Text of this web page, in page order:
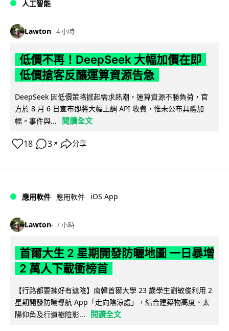
人工智能
Lawton 4 小時
低價不再！DeepSeek 大幅加價在即
低價搶客反釀運算資源告急
DeepSeek 因低價策略掀起需求熱潮，運算資源不勝負荷，官
方於 8 月 6 日宣布即將大幅上調 API 收費，惟未公布具體加
幅。事件與...
閱讀全文
18 3 ↗ 分享
應用軟件 應用軟件 iOS App
Lawton 7 小時
首爾大生 2 星期開發防曬地圖 一日暴增
2 萬人下載衝榜首
【行路都要揀好有遮陰】南韓首爾大學 23 歲學生劉敏俊利用 2
星期開發防曬導航 App「走向陰涼處」，結合建築物高度、太
陽仰角及行道樹陰影...
閱讀全文